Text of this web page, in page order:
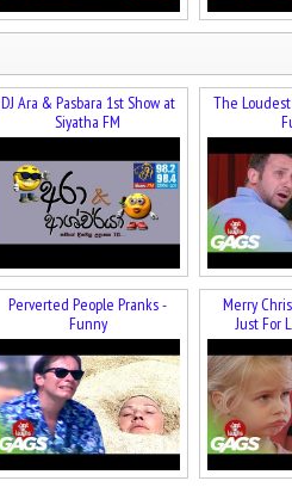
DJ Ara & Pasbara 1st Show at
Siyatha FM
The
Perverted People Pranks -
Funny
Merry
Just For